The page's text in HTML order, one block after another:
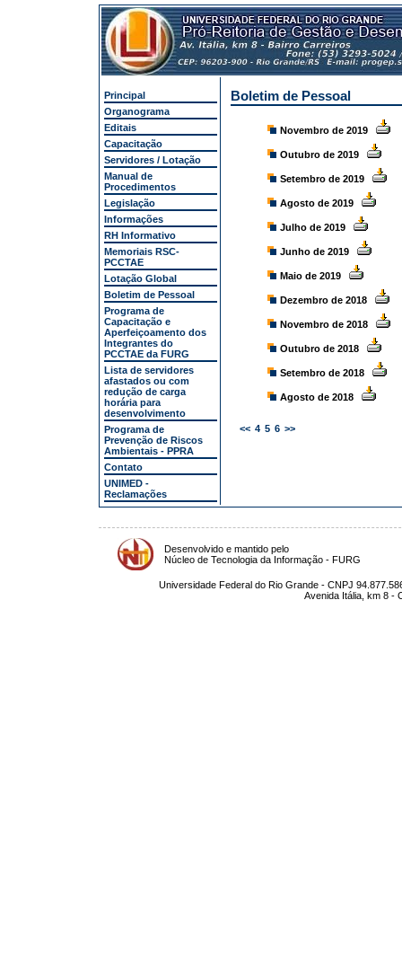
Principal
Organograma
Editais
Capacitação
Servidores / Lotação
Manual de
Procedimentos
Legislação
Informações
RH Informativo
Memoriais RSC-
PCCTAE
Lotação Global
Boletim de Pessoal
Programa de
Capacitação e
Aperfeiçoamento dos
Integrantes do
PCCTAE da FURG
Lista de servidores
afastados ou com
redução de carga
horária para
desenvolvimento
Programa de
Prevenção de Riscos
Ambientais - PPRA
Contato
UNIMED -
Reclamações
Boletim de Pessoal
Novembro de 2019
Outubro de 2019
Setembro de 2019
Agosto de 2019
Julho de 2019
Junho de 2019
Maio de 2019
Dezembro de 2018
Novembro de 2018
Outubro de 2018
Setembro de 2018
Agosto de 2018
<< 4 5 6 >>
Desenvolvido e mantido pelo
Núcleo de Tecnologia da Informação - FURG
Universidade Federal do Rio Grande - CNPJ
Avenida Itália, km 8 -